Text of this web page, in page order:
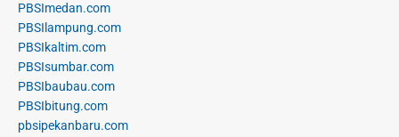
PBSImedan.com
PBSIlampung.com
PBSIkaltim.com
PBSIsumbar.com
PBSIbaubau.com
PBSIbitung.com
pbsipekanbaru.com